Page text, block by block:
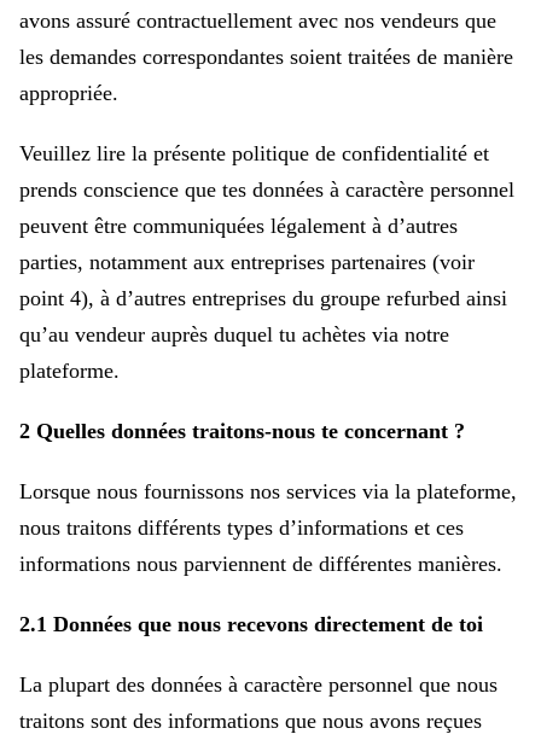
avons assuré contractuellement avec nos vendeurs que
les demandes correspondantes soient traitées de manière
appropriée.
Veuillez lire la présente politique de confidentialité et
prends conscience que tes données à caractère personnel
peuvent être communiquées légalement à d’autres
parties, notamment aux entreprises partenaires (voir
point 4), à d’autres entreprises du groupe refurbed ainsi
qu’au vendeur auprès duquel tu achètes via notre
plateforme.
2 Quelles données traitons-nous te concernant ?
Lorsque nous fournissons nos services via la plateforme,
nous traitons différents types d’informations et ces
informations nous parviennent de différentes manières.
2.1 Données que nous recevons directement de toi
La plupart des données à caractère personnel que nous
traitons sont des informations que nous avons reçues